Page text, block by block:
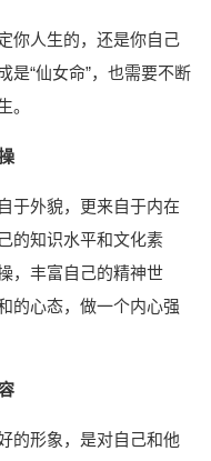
你人生的，还是你自己
是“仙女命”，也需要不断
。
于外貌，更来自于内在
的知识水平和文化素
，丰富自己的精神世
的心态，做一个内心强
的形象，是对自己和他